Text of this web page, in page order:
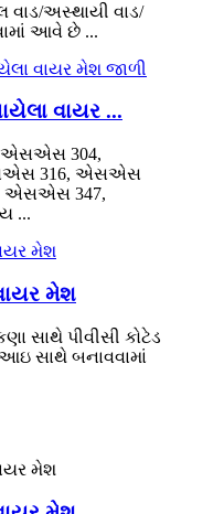
અસ્થાયી વાડ/
આવે છે ...
વાયર ...
એસએસ 304,
316, એસએસ
એસએસ 347,
...
મેશ
સાથે પીવીસી કોટેડ
સાથે બનાવવામાં